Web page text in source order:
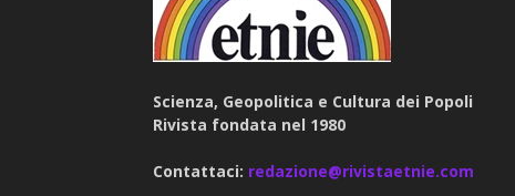
Scienza, Geopolitica e Cultura dei Popoli
Rivista fondata nel 1980
Contattaci: redazione@rivistaetnie.com